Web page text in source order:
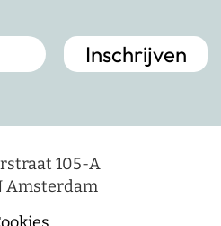
105-A
Amsterdam